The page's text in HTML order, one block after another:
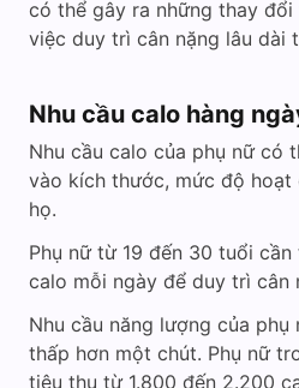
có thể gây ra những thay
việc duy trì cân nặng lâu dài
Nhu cầu calo hàng
Nhu cầu calo của phụ nữ có
vào kích thước, mức độ
họ.
Phụ nữ từ 19 đến 30 tuổi
calo mỗi ngày để duy trì cân
Nhu cầu năng lượng của
thấp hơn một chút. Phụ nữ
tiêu thụ từ 1.800 đến 2.200